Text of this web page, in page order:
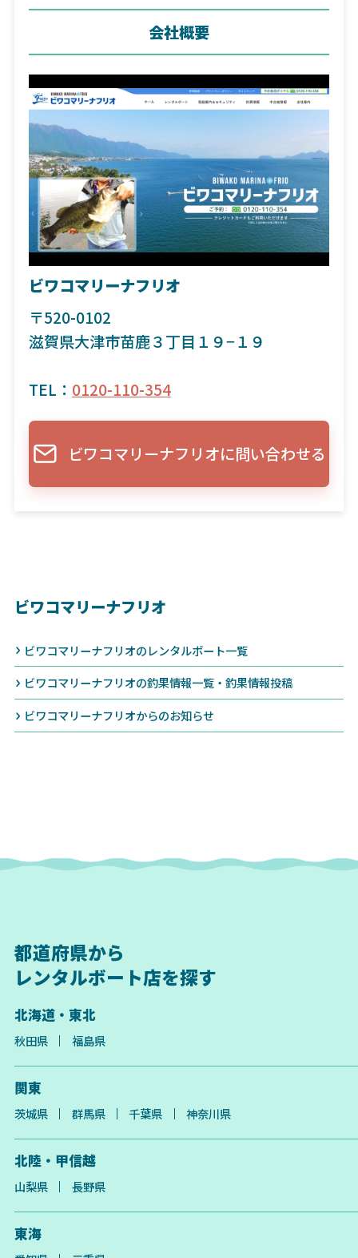
会社概要
ビワコマリーナフリオ
〒520-0102
滋賀県大津市苗鹿３丁目１９−１９
TEL： 0120-110-354
ビワコマリーナフリオに問い合わせる
ビワコマリーナフリオ
ビワコマリーナフリオのレンタルボート一覧
ビワコマリーナフリオの釣果情報一覧・釣果情報投稿
ビワコマリーナフリオからのお知らせ
都道府県から
レンタルボート店を探す
北海道・東北
秋田県 福島県
関東
茨城県 群馬県 千葉県 神奈川県
北陸・甲信越
山梨県 長野県
東海